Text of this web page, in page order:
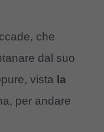
che
dal suo
vista la
per andare